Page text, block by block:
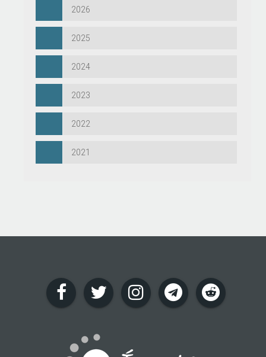
2026
2025
2024
2023
2022
2021